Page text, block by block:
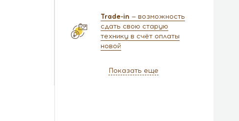
Trade-in — возможность
сдать свою старую
технику в счёт оплаты
новой
Показать еще